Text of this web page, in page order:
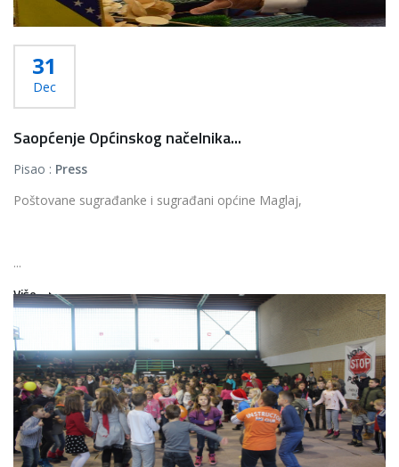
31
Dec
Saopćenje Općinskog načelnika...
Pisao : Press
Poštovane sugrađanke i sugrađani općine Maglaj,
...
Više...